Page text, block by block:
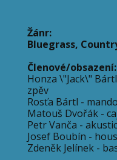
Žánr:
Bluegrass,
Členové/obsazení:
Honza \"Jack\"
zpěv
Rosťa Bártl -
Matouš Dvořák -
Petr Vanča -
Josef Boubín -
Zdeněk Jelínek -